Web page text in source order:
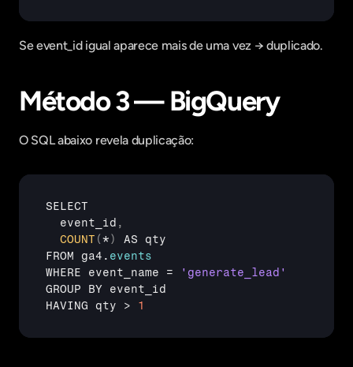
Se event_id igual aparece mais de uma vez → duplicado.
Método 3 — BigQuery
O SQL abaixo revela duplicação:
SELECT
event_id ,
COUNT (*) AS qty
FROM ga4 . events
WHERE event_name =
'generate_lead'
GROUP BY event_id
HAVING qty > 1